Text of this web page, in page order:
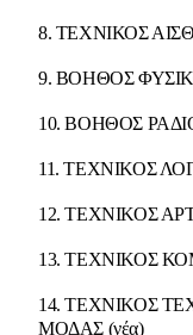
8. ΤΕΧΝΙΚΟΣ
9. ΒΟΗΘΟΣ
10. ΒΟΗΘΟΣ
11. ΤΕΧΝΙΚΟΣ
12. ΤΕΧΝΙΚΟΣ
13. ΤΕΧΝΙΚΟΣ
14. ΤΕΧΝΙΚΟΣ
ΜΟΔΑΣ (νέα)